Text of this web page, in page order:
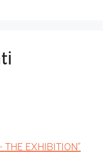
EXHIBITION”